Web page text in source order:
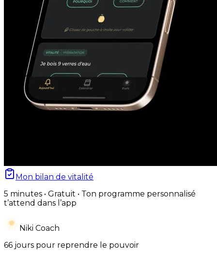
Mon bilan de vitalité
5 minutes • Gratuit • Ton programme personnalisé
t’attend dans l’app
Niki Coach
66 jours pour reprendre le pouvoir